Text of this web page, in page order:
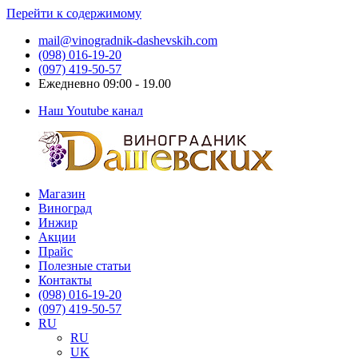
Перейти к содержимому
mail@vinogradnik-dashevskih.com
(098) 016-19-20
(097) 419-50-57
Ежедневно 09:00 - 19.00
Наш Youtube канал
Виноградник
Дашевских
Саженцы
черенки
винограда
Магазин
Виноград
Инжир
Акции
Прайс
Полезные статьи
Контакты
(098) 016-19-20
(097) 419-50-57
RU
RU
UK